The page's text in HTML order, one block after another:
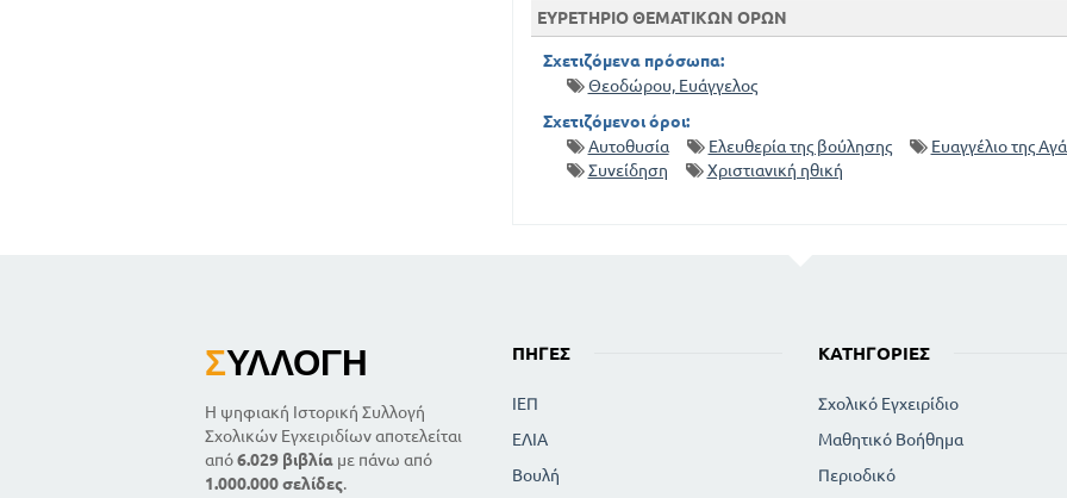
ΕΥΡΕΤΗΡΙΟ ΘΕΜΑΤΙΚΩΝ ΟΡΩΝ
Σχετιζόμενα πρόσωπα:
Θεοδώρου, Ευάγγελος
Σχετιζόμενοι όροι:
Αυτοθυσία
Ελευθερία της βούλησης Ευαγγέλιο της
Συνείδηση
Χριστιανική ηθική
ΣΥΛΛΟΓΉ
Η ψηφιακή Ιστορική Συλλογή
Σχολικών Εγχειριδίων αποτελείται
από6.029 βιβλία με πάνω από
1.000.000 σελίδες.
ΠΗΓΈΣ
ΙΕΠ
ΕΛΙΑ
Βουλή
ΚΑΤΗΓΟΡΊΕΣ
Σχολικό Εγχειρίδιο
Μαθητικό Βοήθημα
Περιοδικό